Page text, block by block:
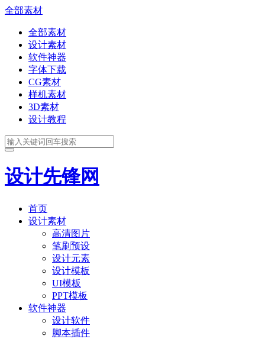
全部素材
全部素材
设计素材
软件神器
字体下载
CG素材
样机素材
3D素材
设计教程
设计先锋网
首页
设计素材
高清图片
笔刷预设
设计元素
设计模板
UI模板
PPT模板
软件神器
设计软件
脚本插件